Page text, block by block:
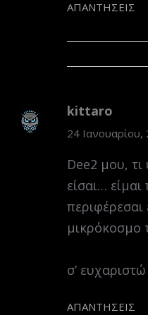
ΑΠΑΝΤΉΣΕΙΣ
kittaro
24 Ιανουαρίου,
Dee2 μου,
είσαι…
μικρόκοσμο
σ’ ευχαριστώ
ΑΠΑΝΤΉΣΕΙΣ